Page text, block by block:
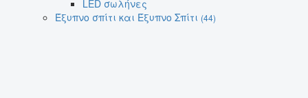
LED σωλήνες
Έξυπνο σπίτι και Έξυπνο Σπίτι (44)